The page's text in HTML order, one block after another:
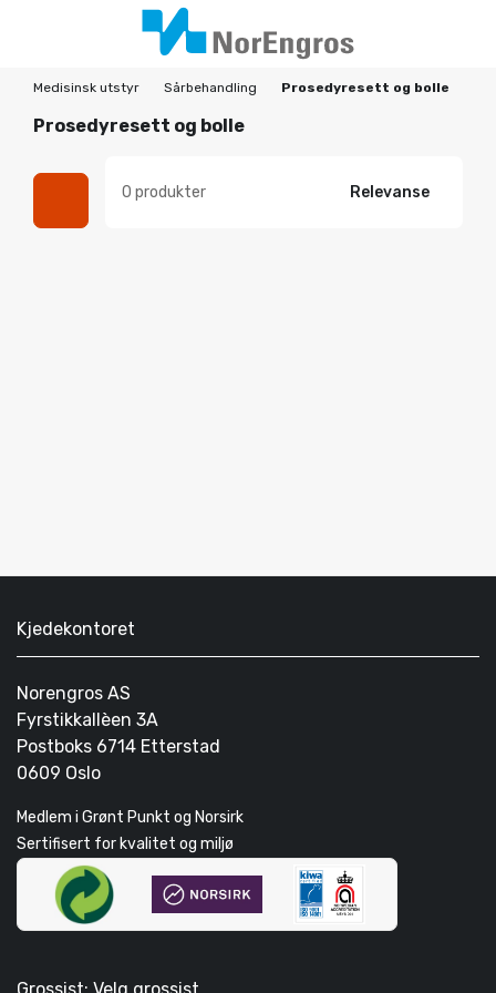
Medisinsk utstyr Sårbehandling Prosedyresett og bolle
Prosedyresett og bolle
0 produkter Relevanse
Kjedekontoret
Norengros AS
Fyrstikkallèen 3A
Postboks 6714 Etterstad
0609 Oslo
Medlem i Grønt Punkt og Norsirk
Sertifisert for kvalitet og miljø